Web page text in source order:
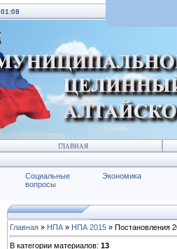
01:08
ГЛАВНАЯ
Социальные
вопросы
Экономика
Главная » НПА » НПА 2015 » Постановления
В категории материалов: 13